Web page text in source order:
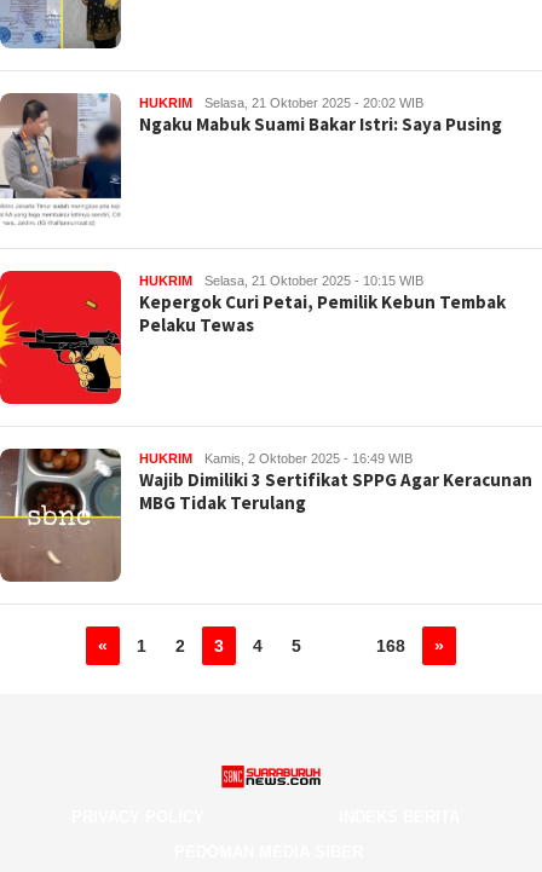
HUKRIM Selasa, 21 Oktober 2025 - 20:02 WIB
Ngaku Mabuk Suami Bakar Istri: Saya Pusing
HUKRIM Selasa, 21 Oktober 2025 - 10:15 WIB
Kepergok Curi Petai, Pemilik Kebun Tembak
Pelaku Tewas
HUKRIM Kamis, 2 Oktober 2025 - 16:49 WIB
Wajib Dimiliki 3 Sertifikat SPPG Agar Keracunan
MBG Tidak Terulang
« 1 2 3 4 5 168 »